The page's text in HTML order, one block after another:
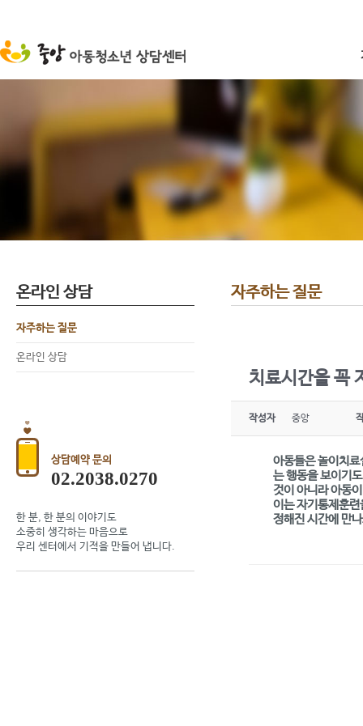
온라인 상담
자주하는 질문
온라인 상담
상담예약 문의
02.2038.0270
한 분, 한 분의 이야기도
소중히 생각하는 마음으로
우리 센터에서 기적을 만들어 냅니다.
자주하는 질문
치료시간을 꼭
작성자 중앙
아동들은 놀이치
는 행동을 보이기
것이 아니라 아동
이는 자기통제훈
정해진 시간에 만